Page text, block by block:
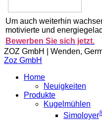
Um auch weiterhin
motivierte und
Bewerben Sie sich jetzt.
ZOZ GmbH | Wenden,
Zoz GmbH
Home
Neuigkeiten
Produkte
Kugelmühlen
Simoloyer